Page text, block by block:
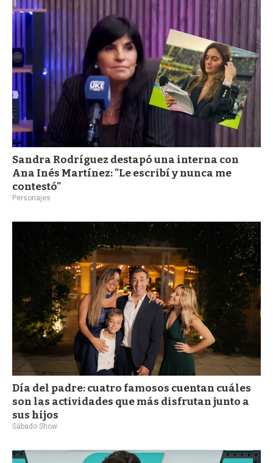
a
Sandra Rodríguez destapó una interna con
Ana Inés Martínez: "Le escribí y nunca me
contestó"
Personajes
Día del padre: cuatro famosos cuentan cuáles
son las actividades que más disfrutan junto a
sus hijos
Sábado Show